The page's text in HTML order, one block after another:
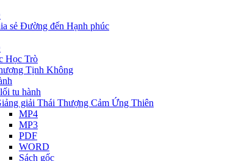
sẻ Đường đến Hạnh phúc
Học Trò
Tịnh Không
tu hành
giải Thái Thượng Cảm Ứng Thiên
MP4
MP3
PDF
WORD
Sách gốc